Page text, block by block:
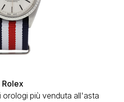
Rolex
orologi più venduta all'asta